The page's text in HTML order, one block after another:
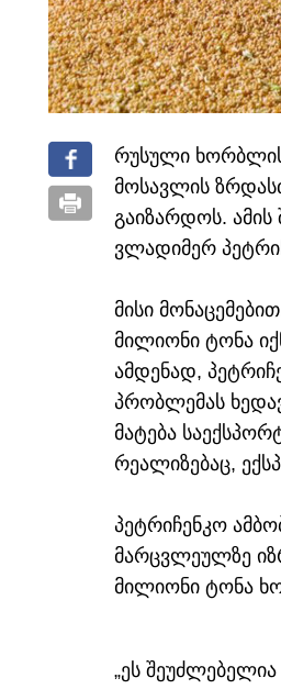
რუსული
მოსავლის
გაიზარდოს.
ვლადიმერ
მისი
მილიონი ტონა
ამდენად,
პრობლემას
მატება
რეალიზებაც,
პეტრიჩენკო
მარცვლეულზე
მილიონი ტონა
„ეს